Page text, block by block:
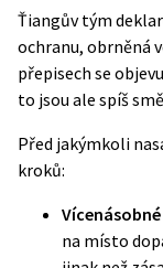
Ťiangův tým
ochranu, obrněná
přepisech se
to jsou ale spíš
Před jakýmkoli
kroků:
na místo